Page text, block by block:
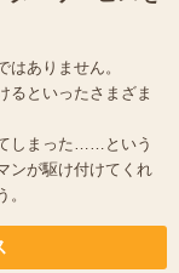
ありません。
るといったさまざま
しまった……という
ンが駆け付けてくれ